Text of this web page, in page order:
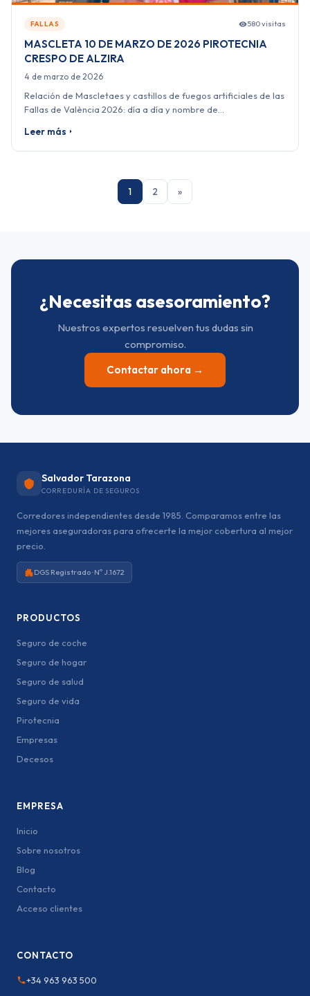
FALLAS 580 visitas
MASCLETA 10 DE MARZO DE 2026 PIROTECNIA
CRESPO DE ALZIRA
4 de marzo de 2026
Relación de Mascletaes y castillos de fuegos artificiales de las
Fallas de València 2026: día a día y nombre de…
Leer más
1 2 »
¿Necesitas asesoramiento?
Nuestros expertos resuelven tus dudas sin
compromiso.
Contactar ahora →
Salvador Tarazona
CORREDURÍA DE SEGUROS
Corredores independientes desde 1985. Comparamos entre las
mejores aseguradoras para ofrecerte la mejor cobertura al mejor
precio.
DGS Registrado · Nº J.1672
PRODUCTOS
Seguro de coche
Seguro de hogar
Seguro de salud
Seguro de vida
Pirotecnia
Empresas
Decesos
EMPRESA
Inicio
Sobre nosotros
Blog
Contacto
Acceso clientes
CONTACTO
+34 963 963 500